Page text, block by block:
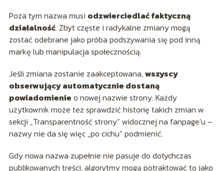
Poza tym nazwa musi odzwierciedlać faktyczną
działalność. Zbyt częste i radykalne zmiany mogą
zostać odebrane jako próba podszywania się pod inną
markę lub manipulacja społecznością.
Jeśli zmiana zostanie zaakceptowana,wszyscy
obserwujący automatycznie dostaną
powiadomienie o nowej nazwie strony. Każdy
użytkownik może też sprawdzić historię takich zmian w
sekcji „Transparentność strony” widocznej na fanpage’u –
nazwy nie da się więc „po cichu” podmienić.
Gdy nowa nazwa zupełnie nie pasuje do dotychczas
publikowanych treści, algorytmy mogą potraktować to jako